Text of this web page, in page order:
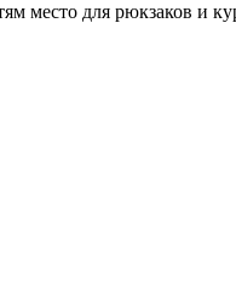
место для рюкзаков и